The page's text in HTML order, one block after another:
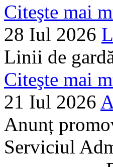
Citeşte mai
28 Iul 2026
Linii de
Citeşte mai
21 Iul 2026
Anunț
Serviciul